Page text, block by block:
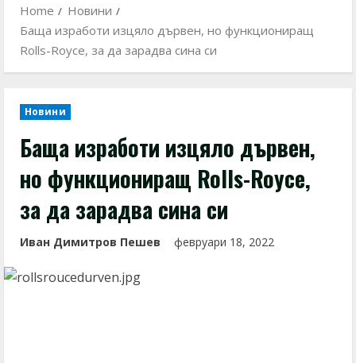
Home
Новини
Баща изработи изцяло дървен, но функциониращ
Rolls-Royce, за да зарадва сина си
Новини
Баща изработи изцяло дървен,
но функциониращ Rolls-Royce,
за да зарадва сина си
Иван Димитров Пешев февруари 18, 2022